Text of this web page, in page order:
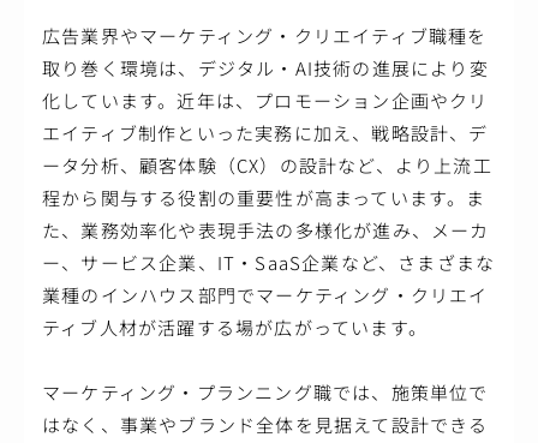
■運用型広告の取扱い媒体
Yahoo!検索広告、Yahoo!ディスプレイ広告（YDN）、Goog
le検索広告、Googleディスプレイ広告、Google動画広告
（YouTube広告）、Googleショッピング広告、Meta広告、
Instagram広告、X広告(旧Twitter広告)、TikTok広告
LINE広告、Tver広告 他
■環境
同社はフラットな組織で円滑に議論ができる環境です。ビ
ジネスチャットはslackを活用し、媒体情報をリリースする
チャンネル・解決策を募るチャンネル・余談だけ話すため
のチャンネル等を設け、目的別にコミュニケーションを気
軽に行えるように心がけています。
広告業界やマーケティング・クリエイティブ職種を
取り巻く環境は、デジタル・AI技術の進展により変
化しています。近年は、プロモーション企画やクリ
エイティブ制作といった実務に加え、戦略設計、デ
ータ分析、顧客体験（CX）の設計など、より上流工
程から関与する役割の重要性が高まっています。ま
た、業務効率化や表現手法の多様化が進み、メーカ
ー、サービス企業、IT・SaaS企業など、さまざまな
業種のインハウス部門でマーケティング・クリエイ
ティブ人材が活躍する場が広がっています。
マーケティング・プランニング職では、施策単位で
はなく、事業やブランド全体を見据えて設計できる